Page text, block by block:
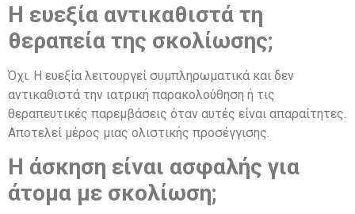
Η ευεξία αντικαθιστά τη
θεραπεία της σκολίωσης;
Όχι. Η ευεξία λειτουργεί συμπληρωματικά και δεν
αντικαθιστά την ιατρική παρακολούθηση ή τις
θεραπευτικές παρεμβάσεις όταν αυτές είναι απαραίτητες.
Αποτελεί μέρος μιας ολιστικής προσέγγισης.
Η άσκηση είναι ασφαλής για
άτομα με σκολίωση;